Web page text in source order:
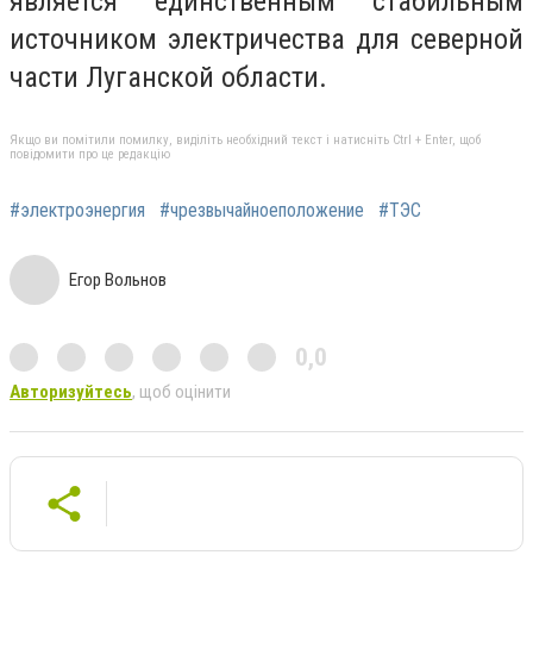
источником электричества для северной
части Луганской области.
Якщо ви помітили помилку, виділіть необхідний текст і натисніть Ctrl + Enter, щоб
повідомити про це редакцію
#электроэнергия #чрезвычайноеположение #ТЭС
Егор Вольнов
0,0
Авторизуйтесь, щоб оцінити